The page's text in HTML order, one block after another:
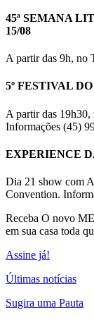
45ª SEMANA
15/08
A partir das 9h, no
5º FESTIVAL
A partir das
Informações (45)
EXPERIENCE
Dia 21 show com
Convention.
Receba O novo
em sua casa toda
Assine já!
Últimas notícias
Sugira uma Pauta